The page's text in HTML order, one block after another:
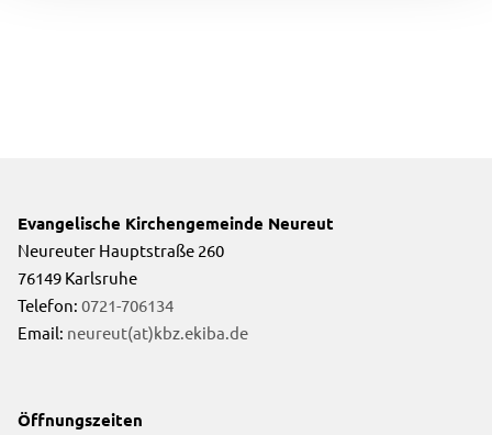
Evangelische Kirchengemeinde Neureut
Neureuter Hauptstraße 260
76149 Karlsruhe
Telefon: 0721-706134
Email: neureut(at)kbz.ekiba.de
Öffnungszeiten